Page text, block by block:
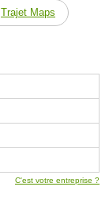
Trajet Maps
C'est votre entreprise ?